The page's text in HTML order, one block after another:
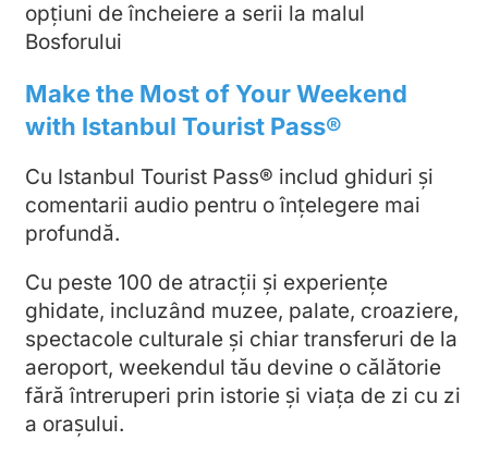
opțiuni de încheiere a serii la malul
Bosforului
Make the Most of Your Weekend
with Istanbul Tourist Pass®
Cu Istanbul Tourist Pass® includ ghiduri și
comentarii audio pentru o înțelegere mai
profundă.
Cu peste 100 de atracții și experiențe
ghidate, incluzând muzee, palate, croaziere,
spectacole culturale și chiar transferuri de la
aeroport, weekendul tău devine o călătorie
fără întreruperi prin istorie și viața de zi cu zi
a orașului.